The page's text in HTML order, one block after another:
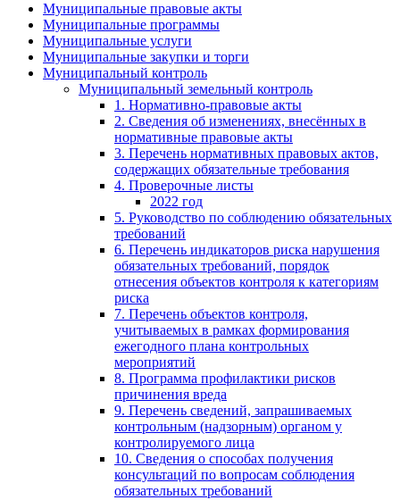
Муниципальные правовые акты
Муниципальные программы
Муниципальные услуги
Муниципальные закупки и торги
Муниципальный контроль
Муниципальный земельный контроль
1. Нормативно-правовые акты
2. Сведения об изменениях, внесённых в
нормативные правовые акты
3. Перечень нормативных правовых актов,
содержащих обязательные требования
4. Проверочные листы
2022 год
5. Руководство по соблюдению обязательных
требований
6. Перечень индикаторов риска нарушения
обязательных требований, порядок
отнесения объектов контроля к категориям
риска
7. Перечень объектов контроля,
учитываемых в рамках формирования
ежегодного плана контрольных
мероприятий
8. Программа профилактики рисков
причинения вреда
9. Перечень сведений, запрашиваемых
контрольным (надзорным) органом у
контролируемого лица
10. Сведения о способах получения
консультаций по вопросам соблюдения
обязательных требований